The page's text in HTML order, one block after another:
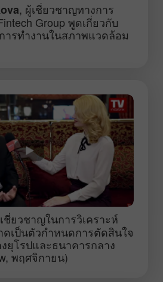
, ผู้เชี่ยวชาญทางการ
Group พูดเกี่ยวกับ
ารทำงานในสภาพแวดล้อม
ชี่ยวชาญในการวิเคราะห์
ดเป็นตัวกำหนดการตัดสินใจ
ยุโรปและธนาคารกลาง
พฤศจิกายน)